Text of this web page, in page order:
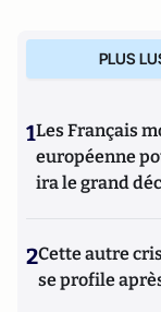
PLUS
1Les Français
européenne
ira le grand
2Cette autre
se profile